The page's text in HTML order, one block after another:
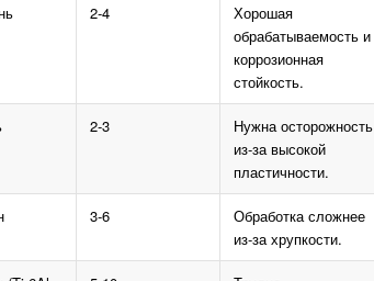
2-4
Хорошая
обрабатываемость и
коррозионная
стойкость.
2-3
Нужна осторожность
из-за высокой
пластичности.
3-6
Обработка сложнее
из-за хрупкости.